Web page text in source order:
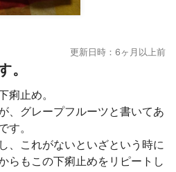
更新日時：6ヶ月以上前
。
痢止め。
、グレープフルーツと書いてあ
す。
、これがないといざという時に
らもこの下痢止めをリピートし